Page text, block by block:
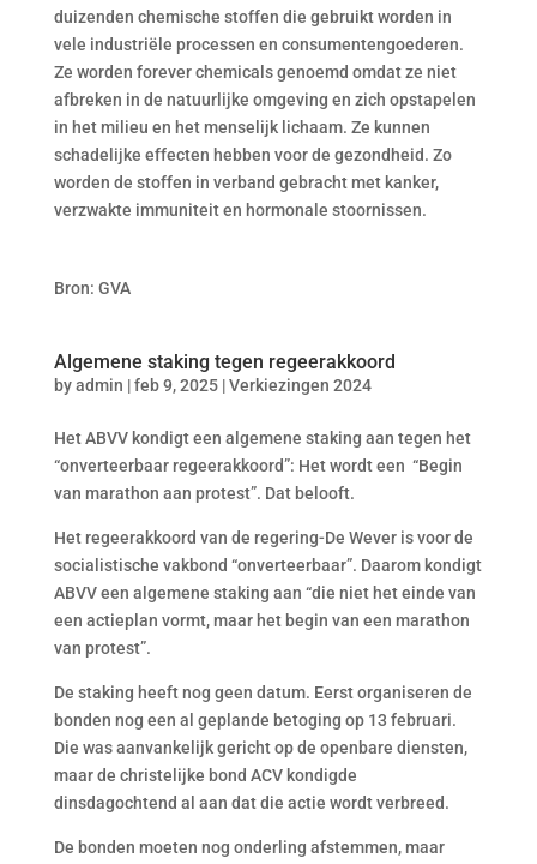
duizenden chemische stoffen die gebruikt worden in
vele industriële processen en consumentengoederen.
Ze worden forever chemicals genoemd omdat ze niet
afbreken in de natuurlijke omgeving en zich opstapelen
in het milieu en het menselijk lichaam. Ze kunnen
schadelijke effecten hebben voor de gezondheid. Zo
worden de stoffen in verband gebracht met kanker,
verzwakte immuniteit en hormonale stoornissen.
Bron: GVA
Algemene staking tegen regeerakkoord
byadmin |feb 9, 2025|Verkiezingen 2024
Het ABVV kondigt een algemene staking aan tegen het
“onverteerbaar regeerakkoord”: Het wordt een “Begin
van marathon aan protest”. Dat belooft.
Het regeerakkoord van de regering-De Wever is voor de
socialistische vakbond “onverteerbaar”. Daarom kondigt
ABVV een algemene staking aan “die niet het einde van
een actieplan vormt, maar het begin van een marathon
van protest”.
De staking heeft nog geen datum. Eerst organiseren de
bonden nog een al geplande betoging op 13 februari.
Die was aanvankelijk gericht op de openbare diensten,
maar de christelijke bond ACV kondigde
dinsdagochtend al aan dat die actie wordt verbreed.
De bonden moeten nog onderling afstemmen, maar